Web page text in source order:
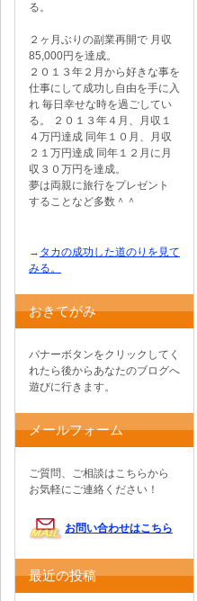
る。
２ヶ月ぶりの副業再開で 月収
85,000円を達成。
２０１３年２月から好きな事を
仕事にして成功し自由を手に入
れ 毎日幸せな時を過ごしてい
る。 ２０１３年４月、月収１
４万円達成 同年１０月、月収
２１万円達成 同年１２月に月
収３０万円を達成。
夢は両親に旅行をプレゼント
することなど多数＾＾
→ タカの成功した道のりを見て
みる。
おきてがみ
バナーボタンをクリックしてく
れたら後からあなたのブログへ
遊びに行きます。
メールフォーム
ご質問、ご相談はこちらから
お気軽にご連絡ください！
お問い合わせはこちら
最近の投稿